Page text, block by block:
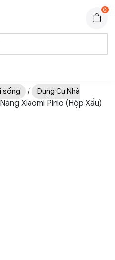
0
sống /
Dụng Cụ Nhà
Xiaomi Pinlo (Hộp Xấu)